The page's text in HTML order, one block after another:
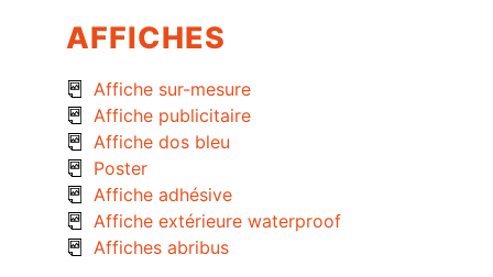
AFFICHES
Affiche sur-mesure
Affiche publicitaire
Affiche dos bleu
Poster
Affiche adhésive
Affiche extérieure waterproof
Affiches abribus